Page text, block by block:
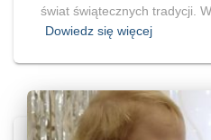
świat świątecznych tradycji.
Dowiedz się więcej